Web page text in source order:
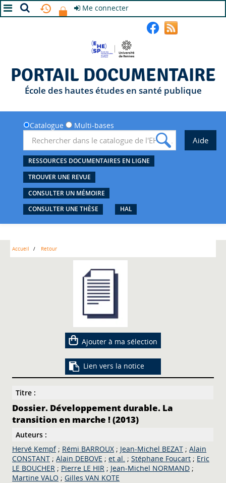
Me connecter
PORTAIL DOCUMENTAIRE
École des hautes études en santé publique
Catalogue Multi-bases
RESSOURCES DOCUMENTAIRES EN LIGNE
TROUVER UNE REVUE
CONSULTER UN MÉMOIRE
CONSULTER UNE THÈSE
HAL
Accueil Retour
Ajouter à ma sélection
Lien vers la notice
Titre :
Dossier. Développement durable. La
transition en marche ! (2013)
Auteurs :
Hervé Kempf ; Rémi BARROUX ; Jean-Michel BEZAT ;Alain
CONSTANT ;Alain DEBOVE ;et al. ;Stéphane Foucart ; Eric
LE BOUCHER ; Pierre LE HIR ; Jean-Michel NORMAND ;
Martine VALO ;Gilles VAN KOTE